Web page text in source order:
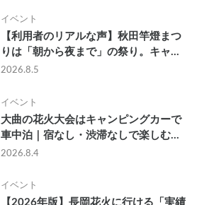
イベント
【利用者のリアルな声】秋田竿燈まつ
りは「朝から夜まで」の祭り。キャン
ピングカーで行った2組の記録
2026.8.5
イベント
大曲の花火大会はキャンピングカーで
車中泊｜宿なし・渋滞なしで楽しむ
2026年完全ガイド
2026.8.4
イベント
【2026年版】長岡花火に行ける「実績